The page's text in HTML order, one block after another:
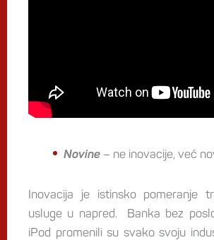
Novine – ne inovacije, već
Inovacija je istinsko pomeranje
usluge u napred. Banka bez
iPod promenili su svako svoju